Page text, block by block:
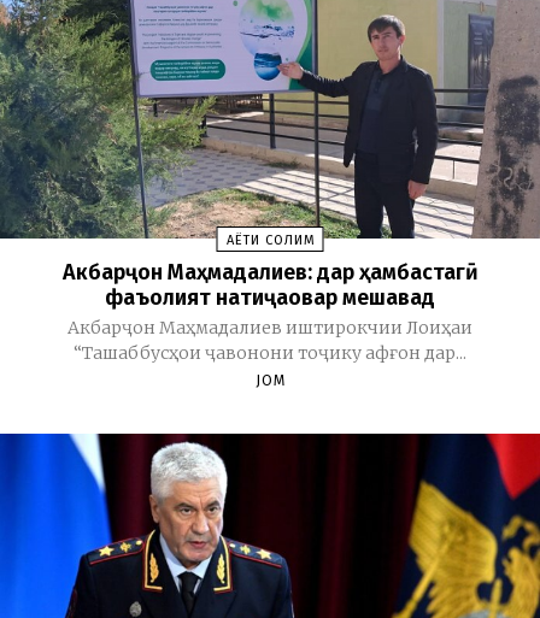
ҲАЁТИ СОЛИМ
Акбарҷон Маҳмадалиев: дар ҳамбастагӣ
фаъолият натиҷаовар мешавад
Акбарҷон Маҳмадалиев иштирокчии Лоиҳаи
“Ташаббусҳои ҷавонони тоҷику афғон дар...
JOM